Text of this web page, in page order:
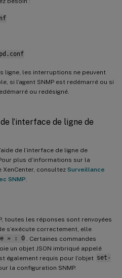
ligne, les interruptions ne peuvent
si l’agent SNMP est redémarré ou si
ou redésigné.
l’interface de ligne de
de l’interface de ligne de
plus d’informations sur la
XenCenter, consultez Surveillance
SNMP
toutes les réponses sont renvoyées
s’exécute correctement, elle
» : 0
. Certaines commandes
un objet JSON imbriqué appelé
également requis pour l’objet set-
la configuration SNMP.